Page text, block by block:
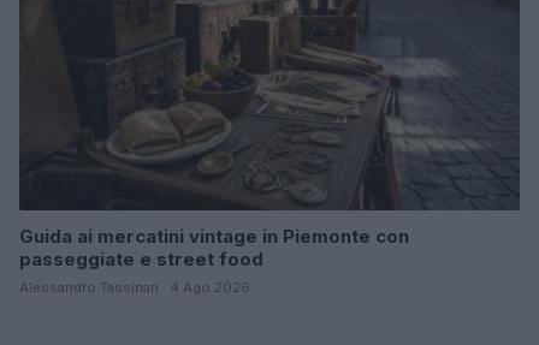
Guida ai mercatini vintage in Piemonte con
passeggiate e street food
Alessandro Tassinari · 4 Ago 2026